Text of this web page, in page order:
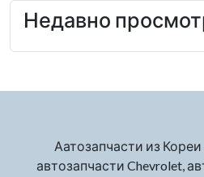
Недавно
Аатозапчасти из
автозапчасти Chevrolet,